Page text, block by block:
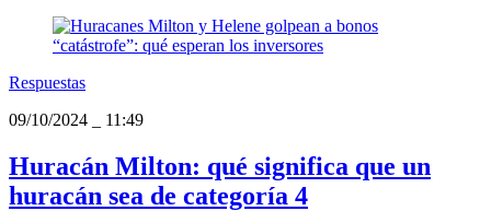
Respuestas
09/10/2024
11:49
Huracán Milton: qué significa que un
huracán sea de categoría 4